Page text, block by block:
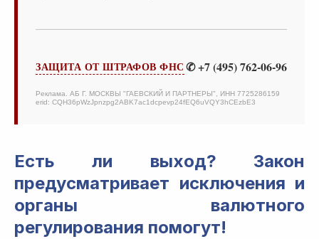
ЗАЩИТА ОТ ШТРАФОВ ФНС✆ +7 (495) 762-06-96
Реклама. АБ Г. МОСКВЫ "ГАЕВСКИЙ И ПАРТНЕРЫ", ИНН 7725286159
erid: CQH36pWzJpnzpg2ABK7ac1dcpevp24fEQ6uVQY3hCEzbE3
Есть ли выход? Закон
предусматривает исключения и
органы валютного
регулирования помогут!